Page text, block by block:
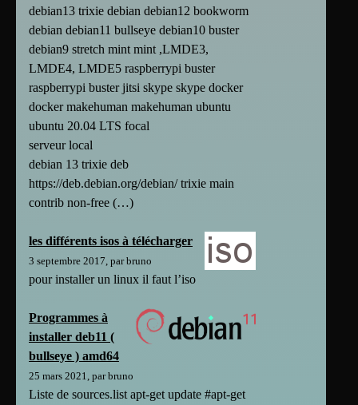
debian13 trixie debian debian12 bookworm
debian debian11 bullseye debian10 buster
debian9 stretch mint mint ,LMDE3,
LMDE4, LMDE5 raspberrypi buster
raspberrypi buster jitsi skype skype docker
docker makehuman makehuman ubuntu
ubuntu 20.04 LTS focal
serveur local
debian 13 trixie deb
https://deb.debian.org/debian/ trixie main
contrib non-free (…)
les différents isos à télécharger
3 septembre 2017, par bruno
pour installer un linux il faut l’iso
Programmes à
installer deb11 (
bullseye ) amd64
25 mars 2021, par bruno
Liste de sources.list apt-get update #apt-get